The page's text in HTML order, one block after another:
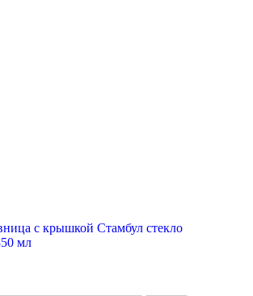
с крышкой Стамбул стекло
мл